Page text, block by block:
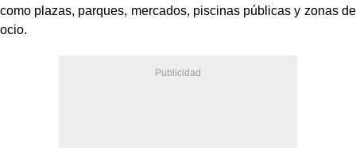
como plazas, parques, mercados, piscinas públicas y zonas de
ocio.